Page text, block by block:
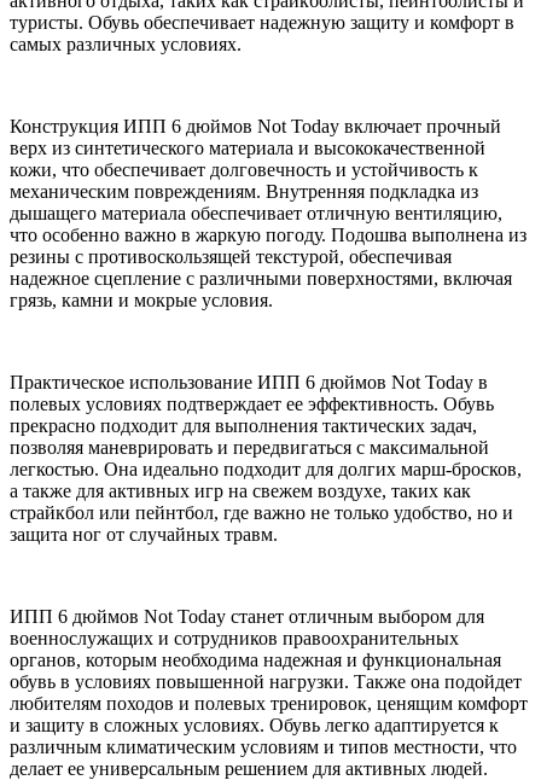
туристы. Обувь обеспечивает надежную защиту и комфорт в
самых различных условиях.
Конструкция ИПП 6 дюймов Not Today включает прочный
верх из синтетического материала и высококачественной
кожи, что обеспечивает долговечность и устойчивость к
механическим повреждениям. Внутренняя подкладка из
дышащего материала обеспечивает отличную вентиляцию,
что особенно важно в жаркую погоду. Подошва выполнена из
резины с противоскользящей текстурой, обеспечивая
надежное сцепление с различными поверхностями, включая
грязь, камни и мокрые условия.
Практическое использование ИПП 6 дюймов Not Today в
полевых условиях подтверждает ее эффективность. Обувь
прекрасно подходит для выполнения тактических задач,
позволяя маневрировать и передвигаться с максимальной
легкостью. Она идеально подходит для долгих марш-бросков,
а также для активных игр на свежем воздухе, таких как
страйкбол или пейнтбол, где важно не только удобство, но и
защита ног от случайных травм.
ИПП 6 дюймов Not Today станет отличным выбором для
военнослужащих и сотрудников правоохранительных
органов, которым необходима надежная и функциональная
обувь в условиях повышенной нагрузки. Также она подойдет
любителям походов и полевых тренировок, ценящим комфорт
и защиту в сложных условиях. Обувь легко адаптируется к
различным климатическим условиям и типов местности, что
делает ее универсальным решением для активных людей.